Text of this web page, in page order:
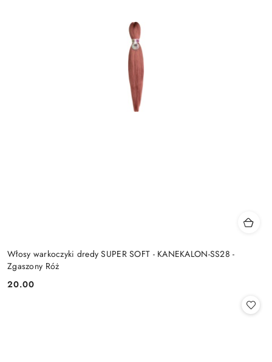
Włosy warkoczyki dredy SUPER SOFT - KANEKALON-SS28 -
Zgaszony Róż
Cena:
20.00